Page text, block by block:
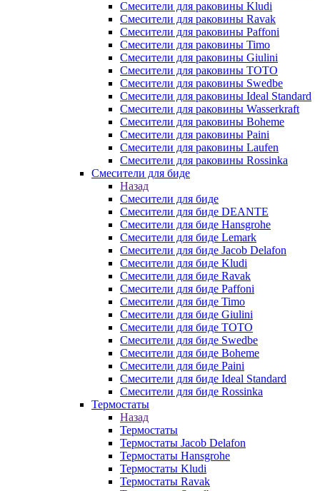
Смесители для раковины Kludi
Смесители для раковины Ravak
Смесители для раковины Paffoni
Смесители для раковины Timo
Смесители для раковины Giulini
Смесители для раковины TOTO
Смесители для раковины Swedbe
Смесители для раковины Ideal Standard
Смесители для раковины Wasserkraft
Смесители для раковины Boheme
Смесители для раковины Paini
Смесители для раковины Laufen
Смесители для раковины Rossinka
Смесители для биде
Назад
Смесители для биде
Смесители для биде DEANTE
Смесители для биде Hansgrohe
Смесители для биде Lemark
Смесители для биде Jacob Delafon
Смесители для биде Kludi
Смесители для биде Ravak
Смесители для биде Paffoni
Смесители для биде Timo
Смесители для биде Giulini
Смесители для биде TOTO
Смесители для биде Swedbe
Смесители для биде Boheme
Смесители для биде Paini
Смесители для биде Ideal Standard
Смесители для биде Rossinka
Термостаты
Назад
Термостаты
Термостаты Jacob Delafon
Термостаты Hansgrohe
Термостаты Kludi
Термостаты Ravak